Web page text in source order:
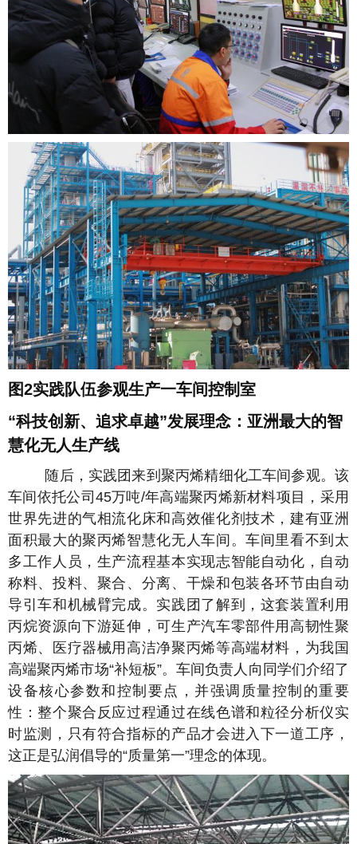
图2实践队伍参观生产一车间控制室
“科技创新、追求卓越”发展理念：亚洲最大的智
慧化无人生产线
随后，实践团来到聚丙烯精细化工车间参观。该
车间依托公司45万吨/年高端聚丙烯新材料项目，采用
世界先进的气相流化床和高效催化剂技术，建有亚洲
面积最大的聚丙烯智慧化无人车间。车间里看不到太
多工作人员，生产流程基本实现志智能自动化，自动
称料、投料、聚合、分离、干燥和包装各环节由自动
导引车和机械臂完成。实践团了解到，这套装置利用
丙烷资源向下游延伸，可生产汽车零部件用高韧性聚
丙烯、医疗器械用高洁净聚丙烯等高端材料，为我国
高端聚丙烯市场“补短板”。车间负责人向同学们介绍了
设备核心参数和控制要点，并强调质量控制的重要
性：整个聚合反应过程通过在线色谱和粒径分析仪实
时监测，只有符合指标的产品才会进入下一道工序，
这正是弘润倡导的“质量第一”理念的体现。